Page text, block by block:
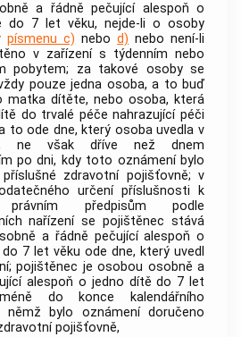
a řádně pečující alespoň o
do 7 let věku, nejde-li o osoby
písmenu c) nebod) nebo není-li
v zařízení s týdenním nebo
pobytem; za takové osoby se
pouze jedna osoba, a to buď
matka dítěte, nebo osoba, která
do trvalé péče nahrazující péči
to ode dne, který osoba uvedla v
ne však dříve než dnem
po dni, kdy toto oznámení bylo
zdravotní pojišťovně; v
určení příslušnosti k
právním předpisům podle
nařízení sepojištěnec stává
a řádně pečující alespoň o
7 let věku ode dne, který uvedl
pojištěnec je osobou osobně a
alespoň o jedno dítě do 7 let
do konce kalendářního
němž bylo oznámení doručeno
pojišťovně,